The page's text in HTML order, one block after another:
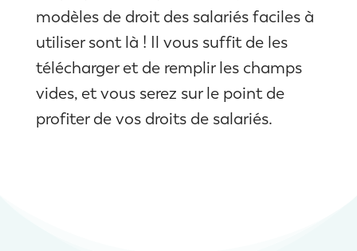
modèles de droit des salariés faciles à
utiliser sont là ! Il vous suffit de les
télécharger et de remplir les champs
vides, et vous serez sur le point de
profiter de vos droits de salariés.